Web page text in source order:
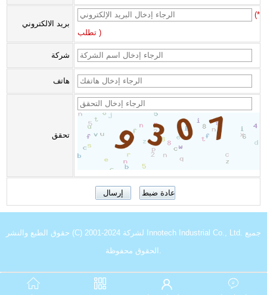
بريد الالكتروني
(*
تطلب )
شركة
هاتف
تحقق
حقوق الطبع والنشر (C) 2001-2024 لشركة Innotech Industrial Co., Ltd. جميع
الحقوق محفوظة.